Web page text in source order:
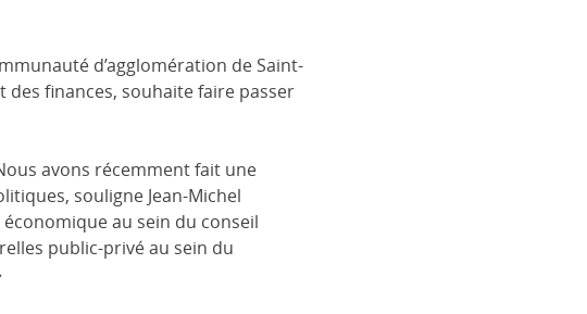
d’agglomération de Saint-
des finances, souhaite faire passer
avons récemment fait une
souligne Jean-Michel
au sein du conseil
public-privé au sein du